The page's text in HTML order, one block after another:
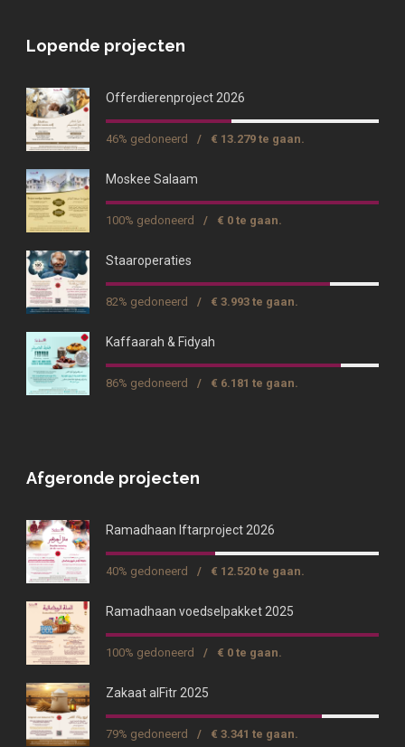
Lopende projecten
Offerdierenproject 2026
46% gedoneerd / € 13.279 te gaan.
Moskee Salaam
100% gedoneerd / € 0 te gaan.
Staaroperaties
82% gedoneerd / € 3.993 te gaan.
Kaffaarah & Fidyah
86% gedoneerd / € 6.181 te gaan.
Afgeronde projecten
Ramadhaan Iftarproject 2026
40% gedoneerd / € 12.520 te gaan.
Ramadhaan voedselpakket 2025
100% gedoneerd / € 0 te gaan.
Zakaat alFitr 2025
79% gedoneerd / € 3.341 te gaan.